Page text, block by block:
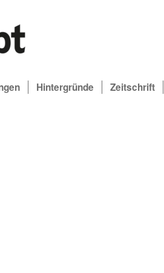
Hintergründe Zeitschrift